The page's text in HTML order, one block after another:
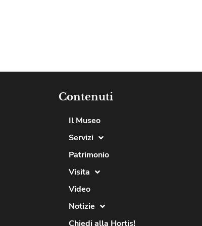
Contenuti
Il Museo
Servizi
Patrimonio
Visita
Video
Notizie
Chiedi alla Hortis!